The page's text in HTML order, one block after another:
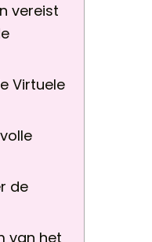
vereist
Virtuele
de
van het